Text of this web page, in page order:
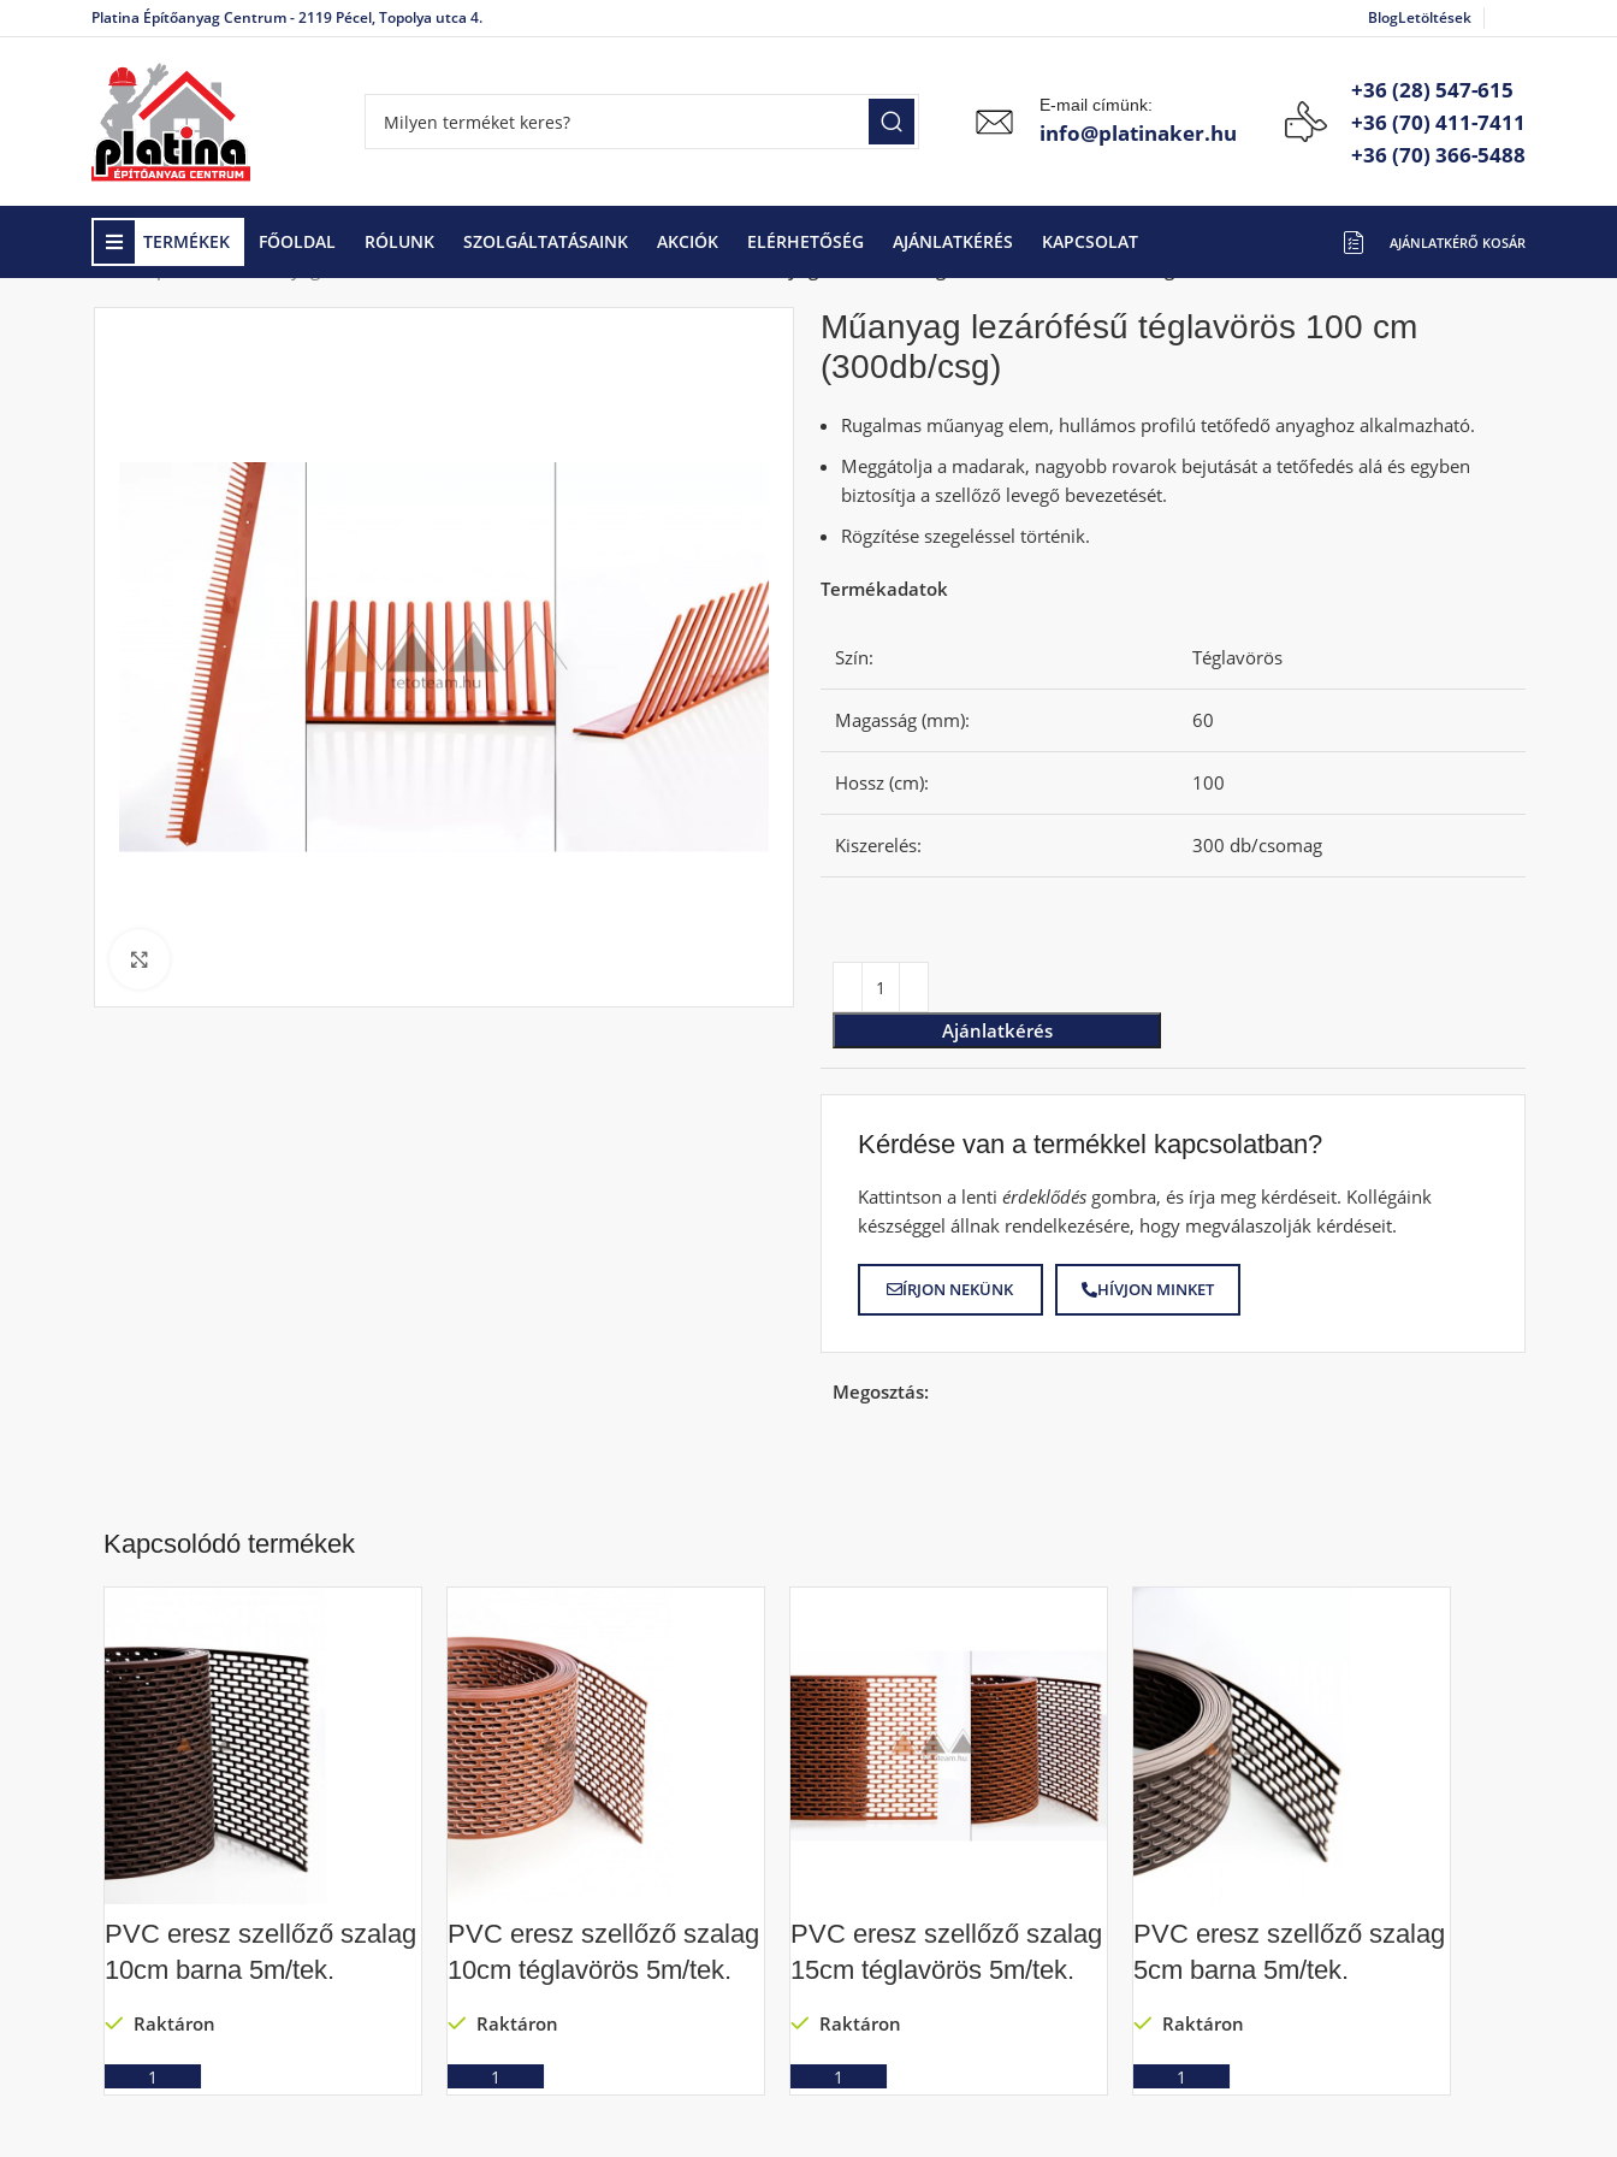
Platina Építőanyag Centrum - 2119 Pécel, Topolya utca 4. BlogLetöltések
E-mail címünk:
info@platinaker.hu
+36 (28) 547-615
+36 (70) 411-7411
+36 (70) 366-5488
TERMÉKEK FŐOLDAL RÓLUNK SZOLGÁLTATÁSAINK AKCIÓK ELÉRHETŐSÉG AJÁNLATKÉRÉS KAPCSOLAT
Kezdőlap Tetőfedő anyagok és tartozékok
Műanyag lezárófésű téglavörös 100 cm
(300db/csg)
Rugalmas műanyag elem, hullámos profilú tetőfedő anyaghoz alkalmazható.
Meggátolja a madarak, nagyobb rovarok bejutását a tetőfedés alá és egyben
biztosítja a szellőző levegő bevezetését.
Rögzítése szegeléssel történik.
Termékadatok
Szín: Téglavörös
Magasság (mm): 60
Hossz (cm): 100
Kiszerelés: 300 db/csomag
Ajánlatkérés
Kérdése van a termékkel kapcsolatban?
Kattintson a lenti érdeklődés gombra, és írja meg kérdéseit. Kollégáink
készséggel állnak rendelkezésére, hogy megválaszolják kérdéseit.
ÍRJON NEKÜNK HÍVJON MINKET
Megosztás:
Kapcsolódó termékek
PVC eresz szellőző szalag
10cm barna 5m/tek.
Raktáron
PVC eresz szellőző szalag
10cm téglavörös 5m/tek.
Raktáron
PVC eresz szellőző szalag
15cm téglavörös 5m/tek.
Raktáron
PVC eresz szellőző szalag
5cm barna 5m/tek.
Raktáron